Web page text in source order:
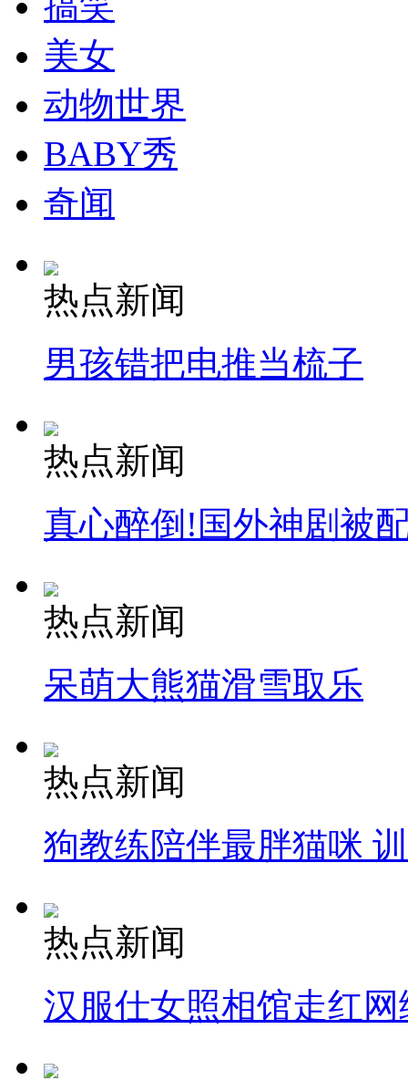
美女
动物世界
BABY秀
奇闻
热点新闻
男孩错把电推当梳子
热点新闻
真心醉倒!国外神剧被
热点新闻
呆萌大熊猫滑雪取乐
热点新闻
狗教练陪伴最胖猫咪
热点新闻
汉服仕女照相馆走红网